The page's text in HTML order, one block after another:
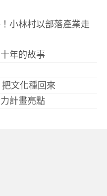
小林村以部落產業走
年的故事
文化種回來
計畫亮點